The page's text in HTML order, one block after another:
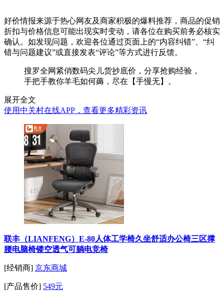
好价情报来源于热心网友及商家积极的爆料推荐，商品的促销
折扣与价格信息可能出现实时变动，请各位在购买前务必核实
确认。如发现问题，欢迎各位通过页面上的“内容纠错”、“纠
错与问题建议”或直接发表“评论”等方式进行反馈。
搜罗全网紧俏数码尖儿货抄底价，分享抢购经验，
手把手教你羊毛如何薅，尽在【手慢无】。
展开全文
使用中关村在线APP，查看更多精彩资讯
联丰（LIANFENG）E-80人体工学椅久坐舒适办公椅三区撑
腰电脑椅镂空透气可躺电竞椅
[经销商] 京东商城
[产品售价] 549元